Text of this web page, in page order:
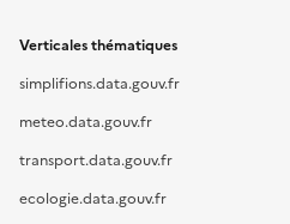
Verticales thématiques
simplifions.data.gouv.fr
meteo.data.gouv.fr
transport.data.gouv.fr
ecologie.data.gouv.fr